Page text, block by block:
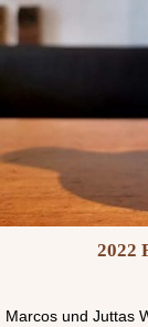
2022
Marcos und Juttas